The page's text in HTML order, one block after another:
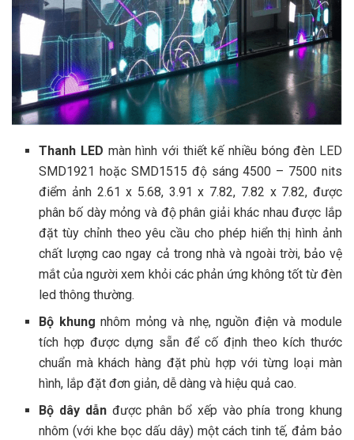
Thanh LED màn hình với thiết kế nhiều bóng đèn LED
SMD1921 hoặc SMD1515 độ sáng 4500 – 7500 nits
điểm ảnh 2.61 x 5.68, 3.91 x 7.82, 7.82 x 7.82, được
phân bố dày mỏng và độ phân giải khác nhau được lắp
đặt tùy chỉnh theo yêu cầu cho phép hiển thị hình ảnh
chất lượng cao ngay cả trong nhà và ngoài trời, bảo vệ
mắt của người xem khỏi các phản ứng không tốt từ đèn
led thông thường.
Bộ khung nhôm mỏng và nhẹ, nguồn điện và module
tích hợp được dựng sẵn để cố định theo kích thước
chuẩn mà khách hàng đặt phù hợp với từng loại màn
hình, lắp đặt đơn giản, dễ dàng và hiệu quả cao.
Bộ dây dẫnđược phân bổ xếp vào phía trong khung
nhôm (với khe bọc dấu dây) một cách tinh tế, đảm bảo